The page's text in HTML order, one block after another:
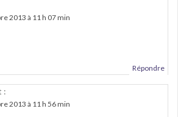
2013 à 11 h 07 min
Répondre
:
2013 à 11 h 56 min